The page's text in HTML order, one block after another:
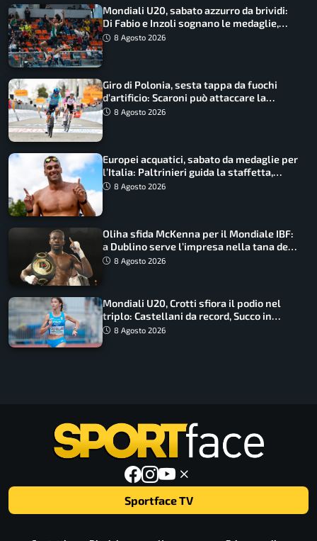
Mondiali U20, sabato azzurro da brividi:
Di Fabio e Inzoli sognano le medaglie,
Castellani e Succo in finale
8 Agosto 2026
Giro di Polonia, sesta tappa da fuochi
d’artificio: Scaroni può attaccare la
maglia di Lemmen
8 Agosto 2026
Europei acquatici, sabato da medaglie per
l’Italia: Paltrinieri guida la staffetta,
Barnabà sogna l’oro dalle grandi altezze
8 Agosto 2026
Oliha sfida McKenna per il Mondiale IBF:
a Dublino serve l’impresa nella tana del
lupo8 Agosto 2026
Mondiali U20, Crotti sfiora il podio nel
triplo: Castellani da record, Succo in
finale
8 Agosto 2026
Sportface TV